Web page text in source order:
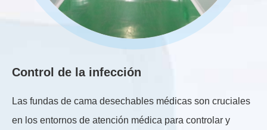
Control de la infección
Las fundas de cama desechables médicas son cruciales
en los entornos de atención médica para controlar y